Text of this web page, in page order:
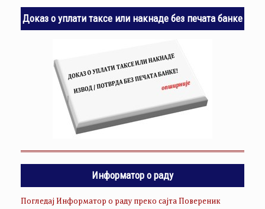
Доказ о уплати таксе или накнаде без печата банке
Информатор о раду
Погледај Информатор о раду преко сајта Повереник